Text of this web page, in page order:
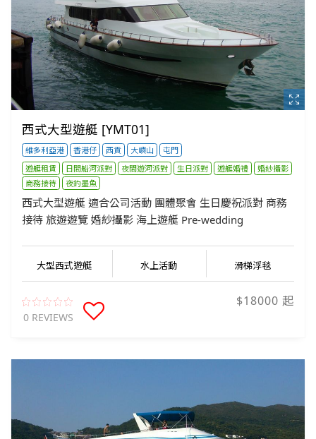
西式大型遊艇 [YMT01]
維多利亞港 香港仔 西貢 大嶼山
屯門
遊艇租賃
日間船河派對 夜間遊河派對 生日派對 遊艇婚禮
婚紗攝影
商務接待
夜釣墨魚
西式大型遊艇 適合公司活動 團體聚會 生日慶祝派對 商務
接待 旅遊遊覽 婚紗攝影 海上遊艇 Pre-wedding
大型西式遊艇 水上活動 滑梯浮毯
0 REVIEWS
$18000 起